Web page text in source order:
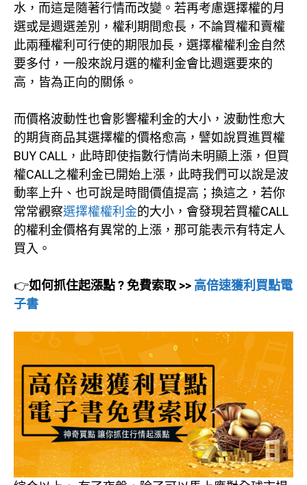
水，而這是隨著行情而改變。若再考慮選擇權的月
選或是週選差別，權利期間愈長，不論買權和賣權
此兩種權利可行使的期限加長，選擇權權利金自然
要多付，一般來說月選的權利金會比週選要來的
高，皆為正向的關係。
而價格波動性也會影響權利金的大小，波動性愈大
的期貨商品其選擇權的價格愈高，譬如說買進買權
BUY CALL，此時即使指數行情尚未明顯上漲，但買
權CALL之權利金已開始上漲，此時我們可以說是波
動率上升、也可說是時間價值提高；換這之，若你
常常觀察選擇權權利金的大小，會發現若買權CALL
的權利金價格有異常的上漲，那可能表示有特定人
買入。
👉如何抓住起漲點 ? 免費索取 >> 高倍速獲利買點電
子書